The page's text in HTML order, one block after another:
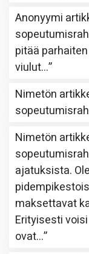
Anonyymi
pitää
viulut…”
Nimetön
Nimetön
ajatuksista.
maksettavat
Erityisesti
ovat…”